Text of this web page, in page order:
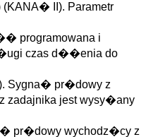
(KANA� II). Parametr
programowana i
czas d��enia do
Sygna� pr�dowy z
zadajnika jest wysy�any
pr�dowy wychodz�cy z